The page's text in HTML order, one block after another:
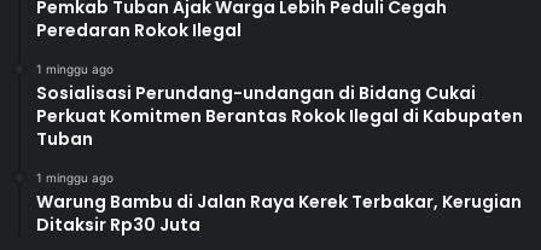
Pemkab Tuban Ajak Warga Lebih Peduli Cegah
Peredaran Rokok Ilegal
1 minggu ago
Sosialisasi Perundang-undangan di Bidang Cukai
Perkuat Komitmen Berantas Rokok Ilegal di Kabupaten
Tuban
1 minggu ago
Warung Bambu di Jalan Raya Kerek Terbakar, Kerugian
Ditaksir Rp30 Juta